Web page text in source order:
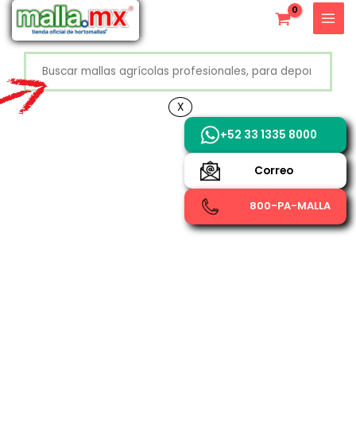
contenido
X
+52 800 726 2552
+52 33 1335 8000
Correo
800-PA-MALLA
X